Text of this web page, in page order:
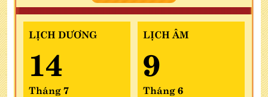
LỊCH DƯƠNG
14
Tháng 7
LỊCH ÂM
9
Tháng 6